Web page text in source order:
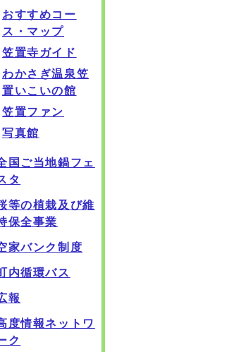
おすすめコー
ス・マップ
笠置寺ガイド
わかさぎ温泉笠
置いこいの館
笠置ファン
写真館
国ご当地鍋フェ
タ
等の植栽及び維
保全事業
家バンク制度
内循環バス
報
度情報ネットワ
ク